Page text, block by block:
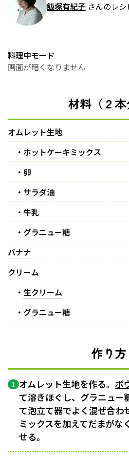
飯塚有紀子 さんのレシ
料理中モード
画面が暗くなりません
材料（２本
オムレット生地
・ ホットケーキミックス
・ 卵
・サラダ油
・牛乳
・グラニュー糖
バナナ
クリーム
・ 生クリーム
・グラニュー糖
作り方
1 オムレット生地を作る。 ボ
て溶きほぐし、グラニュー
て泡立て器でよく混ぜ合わ
ミックスを加えてだまがな
せる。